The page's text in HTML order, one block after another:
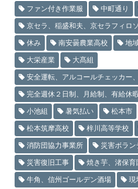
ファン付き作業服 中町通り
京セラ、稲盛和夫、京セラフィロ
休み 南安曇農業高校 地
大栄産業 大髙組
安全運転、アルコールチェッカー
完全週休２日制、月給制、有給休
小池組 暑気払い 松本市
松本筑摩高校 梓川高等学校
消防団協力事業所 災害ボラン
災害復旧工事 焼き芋、渚保育
牛角、信州ゴールデン酒場 現